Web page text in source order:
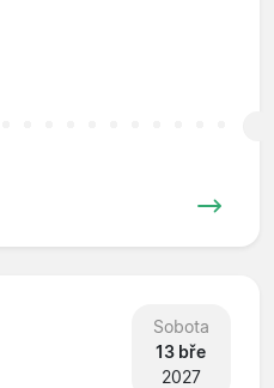
Sobota
13 bře
2027